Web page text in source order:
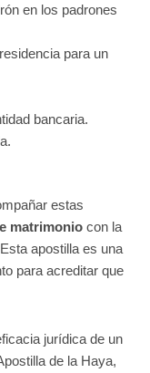
en los padrones
para un
bancaria.
estas
matrimonio con la
apostilla es una
para acreditar que
jurídica de un
de la Haya,